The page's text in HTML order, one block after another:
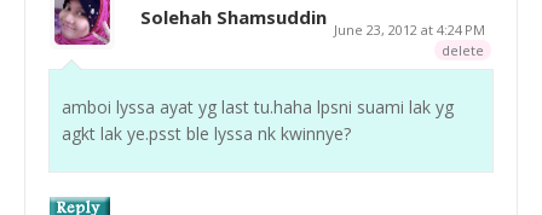
Solehah Shamsuddin
June 23, 2012 at 4:24 PM
delete
amboi lyssa ayat yg last tu.haha lpsni suami lak yg
agkt lak ye.psst ble lyssa nk kwinnye?